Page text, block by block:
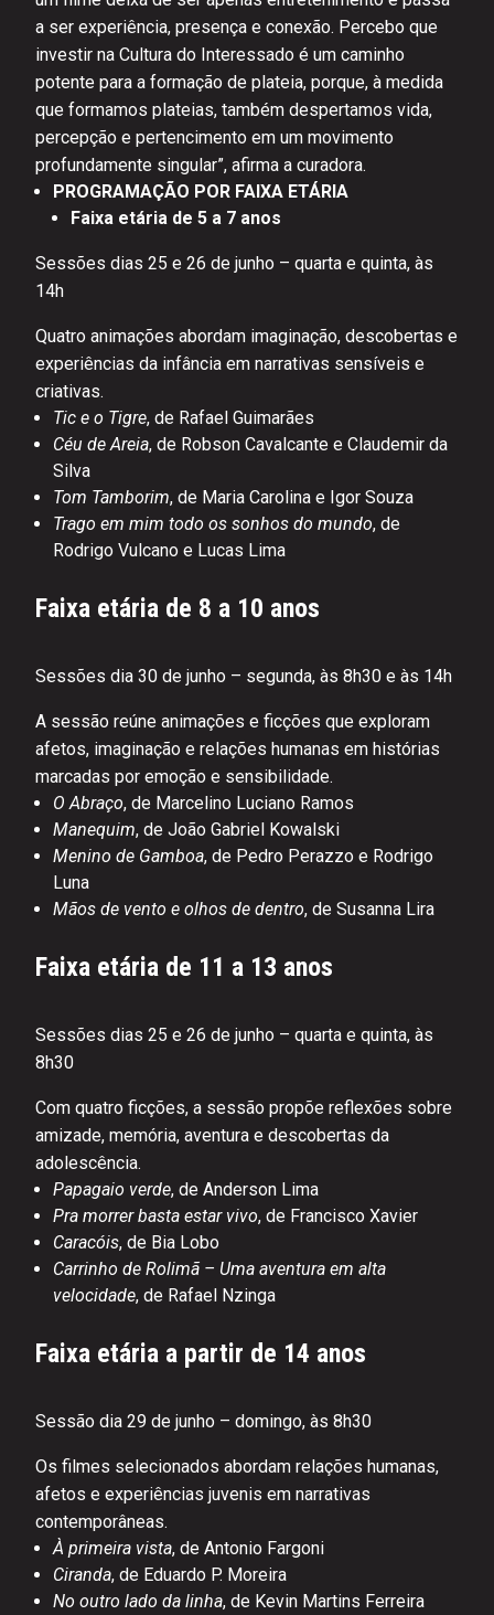
a ser experiência, presença e conexão. Percebo que
investir na Cultura do Interessado é um caminho
potente para a formação de plateia, porque, à medida
que formamos plateias, também despertamos vida,
percepção e pertencimento em um movimento
profundamente singular”, afirma a curadora.
PROGRAMAÇÃO POR FAIXA ETÁRIA
Faixa etária de 5 a 7 anos
Sessões dias 25 e 26 de junho – quarta e quinta, às
14h
Quatro animações abordam imaginação, descobertas e
experiências da infância em narrativas sensíveis e
criativas.
Tic e o Tigre, de Rafael Guimarães
Céu de Areia, de Robson Cavalcante e Claudemir da
Silva
Tom Tamborim, de Maria Carolina e Igor Souza
Trago em mim todo os sonhos do mundo, de
Rodrigo Vulcano e Lucas Lima
Faixa etária de 8 a 10 anos
Sessões dia 30 de junho – segunda, às 8h30 e às 14h
A sessão reúne animações e ficções que exploram
afetos, imaginação e relações humanas em histórias
marcadas por emoção e sensibilidade.
O Abraço, de Marcelino Luciano Ramos
Manequim, de João Gabriel Kowalski
Menino de Gamboa, de Pedro Perazzo e Rodrigo
Luna
Mãos de vento e olhos de dentro, de Susanna Lira
Faixa etária de 11 a 13 anos
Sessões dias 25 e 26 de junho – quarta e quinta, às
8h30
Com quatro ficções, a sessão propõe reflexões sobre
amizade, memória, aventura e descobertas da
adolescência.
Papagaio verde, de Anderson Lima
Pra morrer basta estar vivo, de Francisco Xavier
Caracóis, de Bia Lobo
Carrinho de Rolimã – Uma aventura em alta
velocidade, de Rafael Nzinga
Faixa etária a partir de 14 anos
Sessão dia 29 de junho – domingo, às 8h30
Os filmes selecionados abordam relações humanas,
afetos e experiências juvenis em narrativas
contemporâneas.
À primeira vista, de Antonio Fargoni
Ciranda, de Eduardo P. Moreira
No outro lado da linha, de Kevin Martins Ferreira